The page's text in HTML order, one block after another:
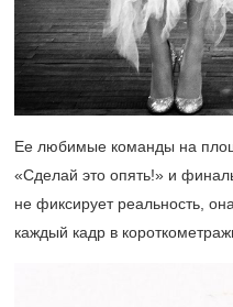
Ее любимые команды на
«Сделай это опять!» и
не фиксирует реальность,
каждый кадр в